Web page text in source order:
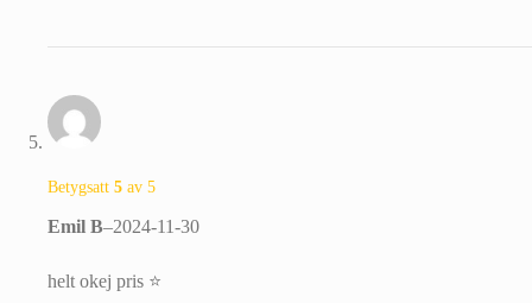
Betygsatt 5 av 5
Emil B–2024-11-30
helt okej pris ⭐